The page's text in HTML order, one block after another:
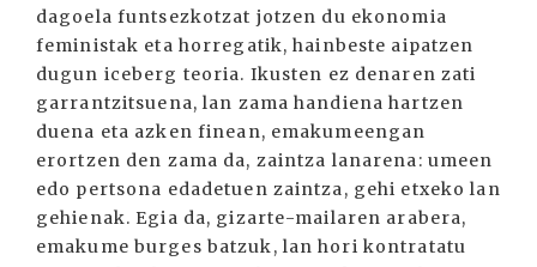
dagoela funtsezkotzat jotzen du ekonomia
feministak eta horregatik, hainbeste aipatzen
dugun iceberg teoria. Ikusten ez denaren zati
garrantzitsuena, lan zama handiena hartzen
duena eta azken finean, emakumeengan
erortzen den zama da, zaintza lanarena: umeen
edo pertsona edadetuen zaintza, gehi etxeko lan
gehienak. Egia da, gizarte-mailaren arabera,
emakume burges batzuk, lan hori kontratatu